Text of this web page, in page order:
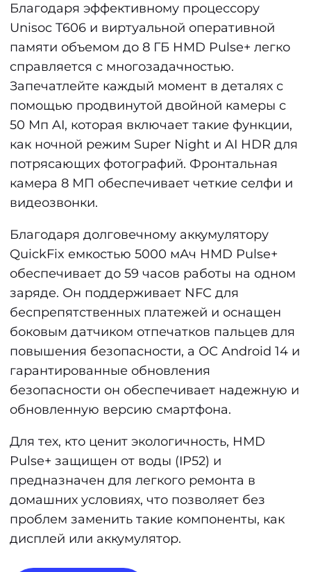
Благодаря эффективному процессору
Unisoc T606 и виртуальной оперативной
памяти объемом до 8 ГБ HMD Pulse+ легко
справляется с многозадачностью.
Запечатлейте каждый момент в деталях с
помощью продвинутой двойной камеры с
50 Мп AI, которая включает такие функции,
как ночной режим Super Night и AI HDR для
потрясающих фотографий. Фронтальная
камера 8 МП обеспечивает четкие селфи и
видеозвонки.
Благодаря долговечному аккумулятору
QuickFix емкостью 5000 мАч HMD Pulse+
обеспечивает до 59 часов работы на одном
заряде. Он поддерживает NFC для
беспрепятственных платежей и оснащен
боковым датчиком отпечатков пальцев для
повышения безопасности, а ОС Android 14 и
гарантированные обновления
безопасности он обеспечивает надежную и
обновленную версию смартфона.
Для тех, кто ценит экологичность, HMD
Pulse+ защищен от воды (IP52) и
предназначен для легкого ремонта в
домашних условиях, что позволяет без
проблем заменить такие компоненты, как
дисплей или аккумулятор.